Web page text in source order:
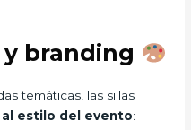
branding
temáticas, las sillas
estilo del evento: